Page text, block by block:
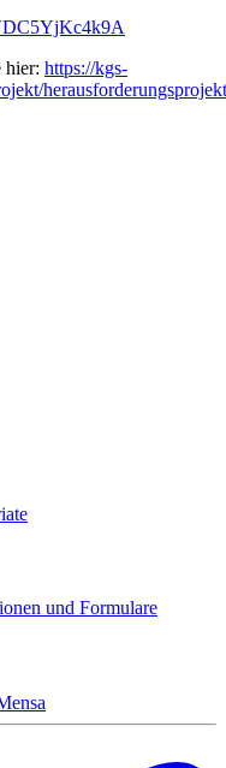
hier: https://kgs-
und Formulare